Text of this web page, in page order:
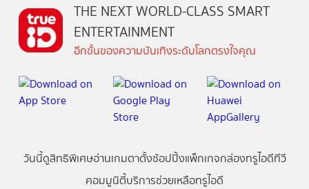
THE NEXT WORLD-CLASS SMART
ENTERTAINMENT
อีกขั้นของความบันเทิงระดับโลกตรงใจคุณ
วันนี้ดูสิทธิพิเศษอ่านเกมตาตั้งช้อปปิ้งแพ็กเกจกล่องทรูไอดีทีวี
คอมมูนิตี้บริการช่วยเหลือทรูไอดี